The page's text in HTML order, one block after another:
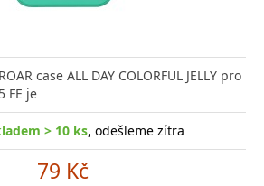
case ALL DAY COLORFUL JELLY pro
FE je
> 10 ks, odešleme zítra
79 Kč